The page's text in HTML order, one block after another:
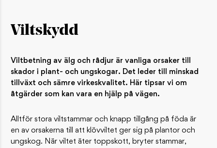
Viltskydd
Viltbetning av älg och rådjur är vanliga orsaker till
skador i plant- och ungskogar. Det leder till minskad
tillväxt och sämre virkeskvalitet. Här tipsar vi om
åtgärder som kan vara en hjälp på vägen.
Alltför stora viltstammar och knapp tillgång på föda är
en av orsakerna till att klövviltet ger sig på plantor och
ungskog. När viltet äter toppskott, bryter stammar,